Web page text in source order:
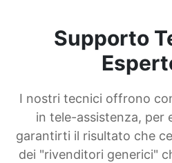
Supporto
I nostri tecnici offrono
in tele-assistenza, per
garantirti il risultato che
dei "rivenditori generici"